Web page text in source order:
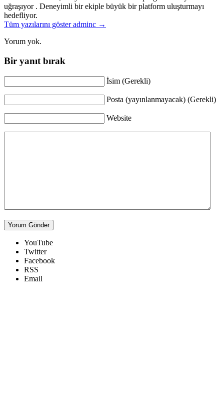
uğraşıyor . Deneyimli bir ekiple büyük bir platform uluşturmayı
hedefliyor.
Tüm yazılarını göster adminc →
Yorum yok.
Bir yanıt bırak
İsim (Gerekli)
Posta (yayınlanmayacak) (Gerekli)
Website
YouTube
Twitter
Facebook
RSS
Email